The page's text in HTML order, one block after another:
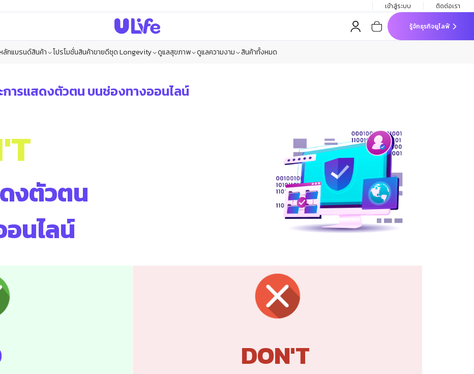
เข้าสู่ระบบ ติดต่อเรา
รู้จักธุรกิจยูไลฟ์
ลักแบรนด์สินค้า โปรโมชั่นสินค้าขายดีชุด Longevity ดูแลสุขภาพ ดูแลความงาม สินค้าทั้งหมด
การแสดงตัวตน บนช่องทางออนไลน์
งตัวตน
อนไลน์
DON'T